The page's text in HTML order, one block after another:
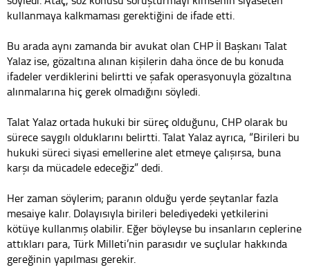
kullanmaya kalkmaması gerektiğini de ifade etti.
Bu arada aynı zamanda bir avukat olan CHP İl Başkanı Talat
Yalaz ise, gözaltına alınan kişilerin daha önce de bu konuda
ifadeler verdiklerini belirtti ve şafak operasyonuyla gözaltına
alınmalarına hiç gerek olmadığını söyledi.
Talat Yalaz ortada hukuki bir süreç olduğunu, CHP olarak bu
sürece saygılı olduklarını belirtti. Talat Yalaz ayrıca, “Birileri bu
hukuki süreci siyasi emellerine alet etmeye çalışırsa, buna
karşı da mücadele edeceğiz” dedi.
Her zaman söylerim; paranın olduğu yerde şeytanlar fazla
mesaiye kalır. Dolayısıyla birileri belediyedeki yetkilerini
kötüye kullanmış olabilir. Eğer böyleyse bu insanların ceplerine
attıkları para, Türk Milleti’nin parasıdır ve suçlular hakkında
gereğinin yapılması gerekir.